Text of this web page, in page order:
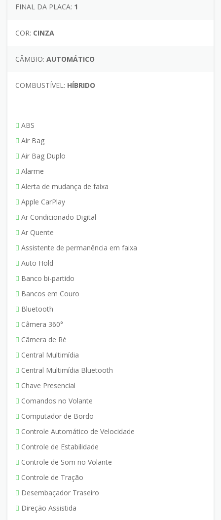
FINAL DA PLACA: 1
COR: CINZA
CÂMBIO: AUTOMÁTICO
COMBUSTÍVEL: HÍBRIDO
ABS
Air Bag
Air Bag Duplo
Alarme
Alerta de mudança de faixa
Apple CarPlay
Ar Condicionado Digital
Ar Quente
Assistente de permanência em faixa
Auto Hold
Banco bi-partido
Bancos em Couro
Bluetooth
Câmera 360°
Câmera de Ré
Central Multimídia
Central Multimídia Bluetooth
Chave Presencial
Comandos no Volante
Computador de Bordo
Controle Automático de Velocidade
Controle de Estabilidade
Controle de Som no Volante
Controle de Tração
Desembaçador Traseiro
Direção Assistida